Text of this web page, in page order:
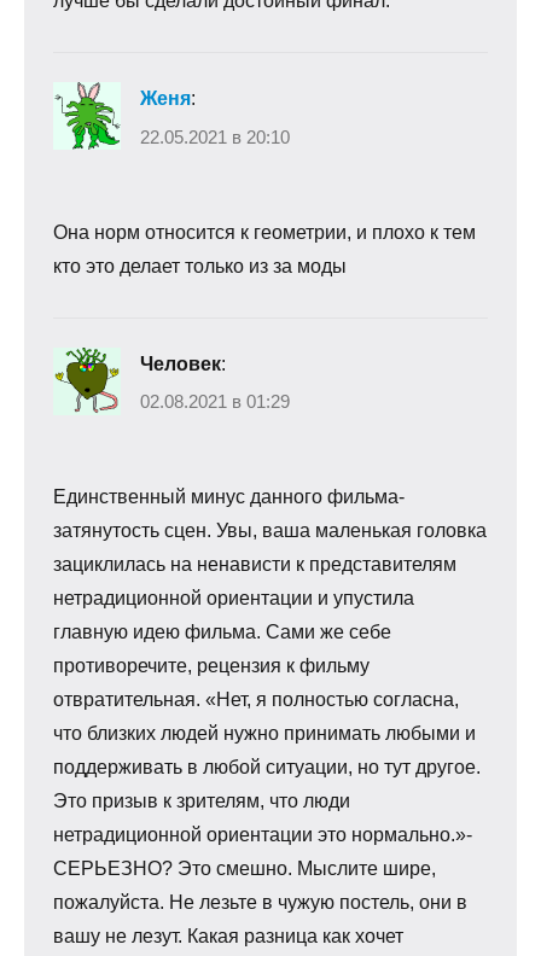
Женя:
22.05.2021 в 20:10
Она норм относится к геометрии, и плохо к тем
кто это делает только из за моды
Человек:
02.08.2021 в 01:29
Единственный минус данного фильма-
затянутость сцен. Увы, ваша маленькая головка
зациклилась на ненависти к представителям
нетрадиционной ориентации и упустила
главную идею фильма. Сами же себе
противоречите, рецензия к фильму
отвратительная. «Нет, я полностью согласна,
что близких людей нужно принимать любыми и
поддерживать в любой ситуации, но тут другое.
Это призыв к зрителям, что люди
нетрадиционной ориентации это нормально.»-
СЕРЬЕЗНО? Это смешно. Мыслите шире,
пожалуйста. Не лезьте в чужую постель, они в
вашу не лезут. Какая разница как хочет